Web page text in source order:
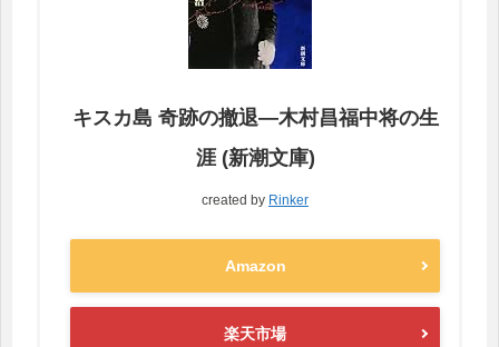
キスカ島 奇跡の撤退―木村昌福中将の生
涯 (新潮文庫)
created by Rinker
Amazon
楽天市場